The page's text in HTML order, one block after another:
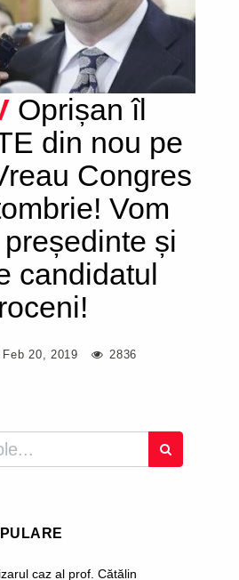
Oprișan îl
din nou pe
Congres
Vom
și
candidatul
Feb 20, 2019 2836
caz al prof. Cătălin